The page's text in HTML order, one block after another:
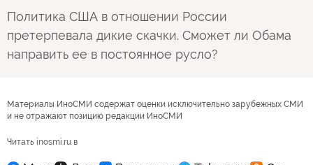
Политика США в отношении России
претерпевала дикие скачки. Сможет ли Обама
направить ее в постоянное русло?
Материалы ИноСМИ содержат оценки исключительно зарубежных СМИ
и не отражают позицию редакции ИноСМИ
Читать inosmi.ru в